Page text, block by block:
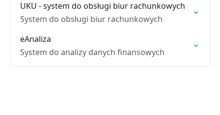
UKU - system do obsługi biur rachunkowych
System do obsługi biur rachunkowych
eAnaliza
System do analizy danych finansowych